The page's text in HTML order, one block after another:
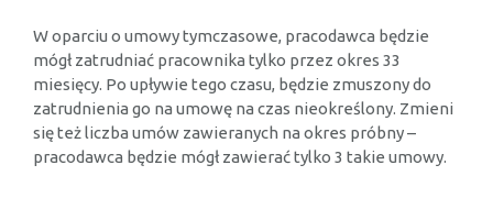
W oparciu o umowy tymczasowe, pracodawca będzie
mógł zatrudniać pracownika tylko przez okres 33
miesięcy. Po upływie tego czasu, będzie zmuszony do
zatrudnienia go na umowę na czas nieokreślony. Zmieni
się też liczba umów zawieranych na okres próbny –
pracodawca będzie mógł zawierać tylko 3 takie umowy.